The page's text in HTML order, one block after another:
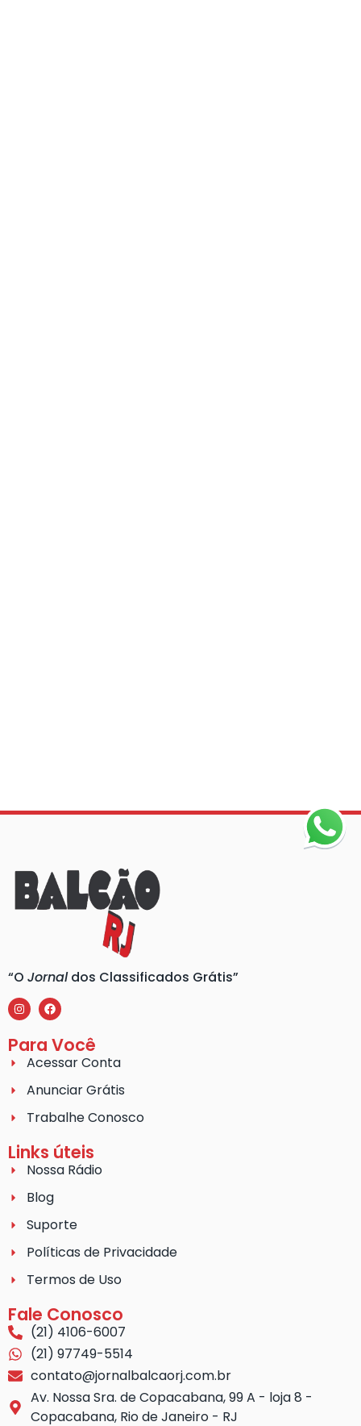
“O Jornaldos Classificados Grátis”
Para Você
Acessar Conta
Anunciar Grátis
Trabalhe Conosco
Links úteis
Nossa Rádio
Blog
Suporte
Políticas de Privacidade
Termos de Uso
Fale Conosco
(21) 4106-6007
(21) 97749-5514
contato@jornalbalcaorj.com.br
Av. Nossa Sra. de Copacabana, 99 A - loja 8 -
Copacabana, Rio de Janeiro - RJ